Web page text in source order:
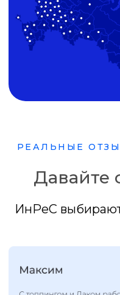
РЕАЛЬНЫЕ
Давайте
ИнРеС